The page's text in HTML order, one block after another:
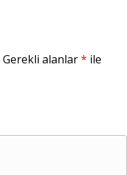
Gerekli alanlar* ile